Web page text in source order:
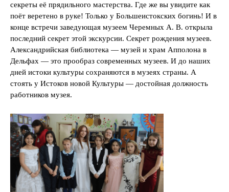
секреты её прядильного мастерства. Где же вы увидите как
поёт веретено в руке! Только у Большеистокских богинь! И в
конце встречи заведующая музеем Черемных А. В. открыла
последний секрет этой экскурсии. Секрет рождения музеев.
Александрийская библиотека — музей и храм Апполона в
Дельфах — это прообраз современных музеев. И до наших
дней истоки культуры сохраняются в музеях страны. А
стоять у Истоков новой Культуры — достойная должность
работников музея.